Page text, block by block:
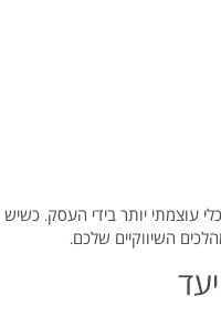
עוצמתי יותר בידי העסק. כשיש
השיווקיים שלכם.